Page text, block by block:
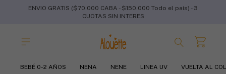
ENVIO GRATIS ($70.000 CABA - $150.000 Todo el país) - 3
CUOTAS SIN INTERES
BEBÉ 0-2 AÑOS NENA NENE LINEA UV VUELTA AL